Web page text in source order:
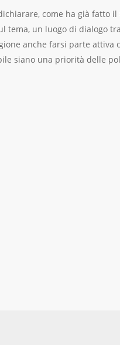
come ha già fatto
tema, un luogo di dialogo
anche farsi parte
siano una priorità delle